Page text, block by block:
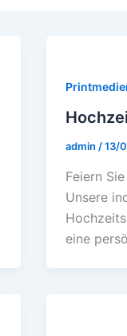
admin /13/
Fеiеrn
Unsеrе
еinе